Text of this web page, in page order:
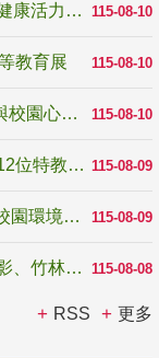
115-08-10
教育盃球類錦標賽圓滿落幕 展現教育人員健康活力與團隊精神
115-08-10
教育展
115-08-10
教育部鼓勵大專校院推動「社會情緒學習與校園心理健康促進計畫」 培育校園「心」韌性
115-08-09
青年百億海外圓夢基金計畫「無礙征途」 12位特教與弱勢青年勇闖西班牙 跨越感官限制見證生命蛻變
115-08-09
國教署補助22縣市積極推動「改善無障礙校園環境計畫」 打造友善、安全、無礙學習空間
115-08-08
青年壯遊點精選夏夜限定避暑提案 漫天蝠影、竹林尋蛙、茶香夜觀 邀青年暮色出發
RSS 更多